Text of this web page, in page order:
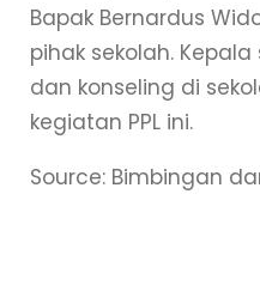
Bapak Bernardus
pihak sekolah.
dan konseling di
kegiatan PPL ini.
Source: Bimbingan